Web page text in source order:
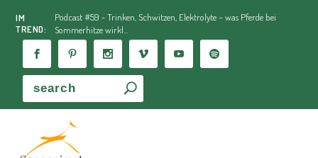
IM
TREND:
Podcast #59 - Trinken, Schwitzen, Elektrolyte – was Pferde bei
Sommerhitze wirkl...